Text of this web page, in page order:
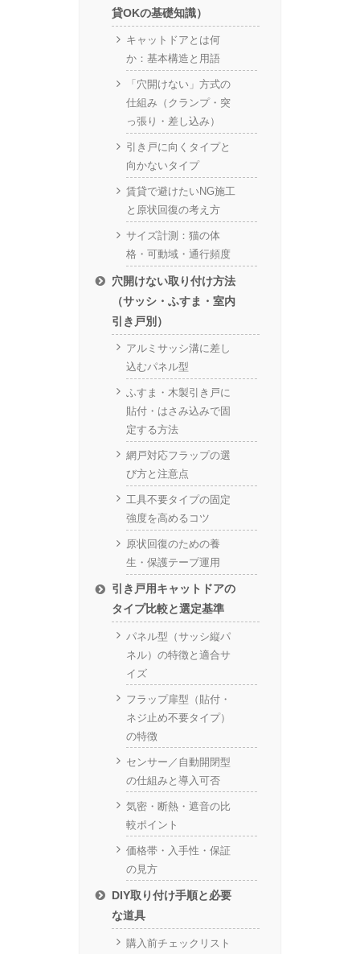
貸OKの基礎知識）
キャットドアとは何
か：基本構造と用語
「穴開けない」方式の
仕組み（クランプ・突
っ張り・差し込み）
引き戸に向くタイプと
向かないタイプ
賃貸で避けたいNG施工
と原状回復の考え方
サイズ計測：猫の体
格・可動域・通行頻度
穴開けない取り付け方法
（サッシ・ふすま・室内
引き戸別）
アルミサッシ溝に差し
込むパネル型
ふすま・木製引き戸に
貼付・はさみ込みで固
定する方法
網戸対応フラップの選
び方と注意点
工具不要タイプの固定
強度を高めるコツ
原状回復のための養
生・保護テープ運用
引き戸用キャットドアの
タイプ比較と選定基準
パネル型（サッシ縦パ
ネル）の特徴と適合サ
イズ
フラップ扉型（貼付・
ネジ止め不要タイプ）
の特徴
センサー／自動開閉型
の仕組みと導入可否
気密・断熱・遮音の比
較ポイント
価格帯・入手性・保証
の見方
DIY取り付け手順と必要
な道具
購入前チェックリスト